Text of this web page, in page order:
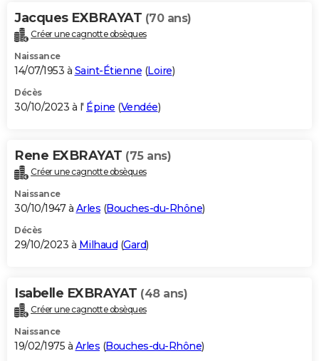
Jacques EXBRAYAT (70 ans)
Créer une cagnotte obsèques
Naissance
14/07/1953 à Saint-Étienne (Loire)
Décès
30/10/2023 à l' Épine (Vendée)
Rene EXBRAYAT (75 ans)
Créer une cagnotte obsèques
Naissance
30/10/1947 à Arles (Bouches-du-Rhône)
Décès
29/10/2023 à Milhaud (Gard)
Isabelle EXBRAYAT (48 ans)
Créer une cagnotte obsèques
Naissance
19/02/1975 à Arles (Bouches-du-Rhône)